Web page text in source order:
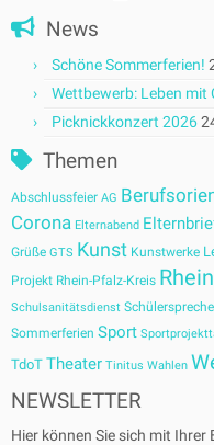
News
Schöne Sommerferien!
Wettbewerb: Leben mit
Picknickkonzert 2026
Themen
Abschlussfeier AG
Corona Elternabend
Grüße GTS Kunst Kunstwerke
Projekt Rhein-Pfalz-Kreis
Schulsanitätsdienst
Sommerferien Sport
TdoT Theater Tinitus Wahlen
NEWSLETTER
Hier können Sie sich mit